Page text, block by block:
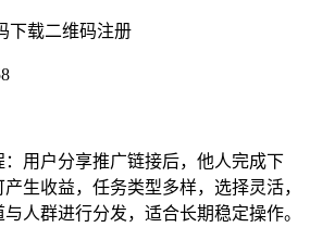
下载二维码注册
用户分享推广链接后，他人完成下
生收益，任务类型多样，选择灵活，
人群进行分发，适合长期稳定操作。